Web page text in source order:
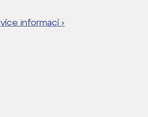
více informací ›